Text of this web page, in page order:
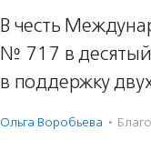
В честь
№ 717 в десятый
в поддержку
Ольга Воробьева ·